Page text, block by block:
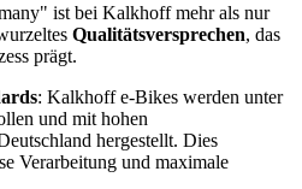
ist bei Kalkhoff mehr als nur
Qualitätsversprechen, das
prägt.
: Kalkhoff e-Bikes werden unter
und mit hohen
hergestellt. Dies
Verarbeitung und maximale